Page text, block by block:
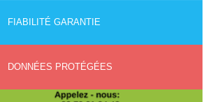
FIABILITÉ GARANTIE
DONNÉES PROTÉGÉES